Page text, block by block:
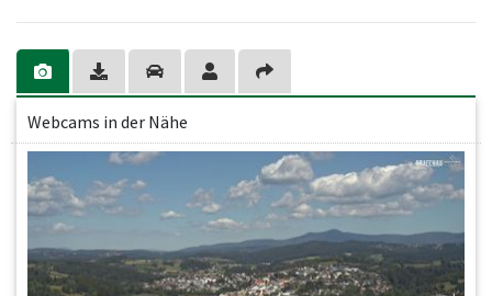
Webcams in der Nähe